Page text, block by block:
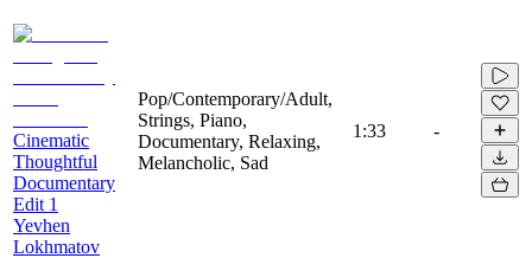
Cinematic
Thoughtful
Documentary
Edit 1
Yevhen
Lokhmatov
Pop/Contemporary/Adult,
Strings, Piano,
Documentary, Relaxing,
Melancholic, Sad
1:33 -